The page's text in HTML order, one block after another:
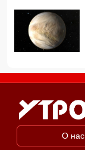
О нас